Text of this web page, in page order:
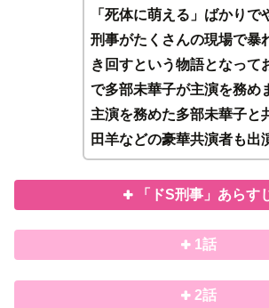
「死体に萌える」ばかりで
刑事がたくさんの現場で暴
き回すという物語となって
で多部未華子が主演を務め
主演を務めた多部未華子と
田羊などの豪華共演者も出
「ドS刑事」あらす
1話
2話